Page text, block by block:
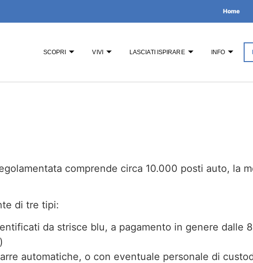
Home
SCOPRI VIVI LASCIATI ISPIRARE INFO
comprende circa 10.000 posti auto, la
di tre tipi:
da strisce blu, a pagamento in genere dalle
automatiche, o con eventuale personale di